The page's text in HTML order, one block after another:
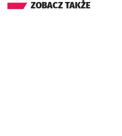
ZOBACZ TAKŻE